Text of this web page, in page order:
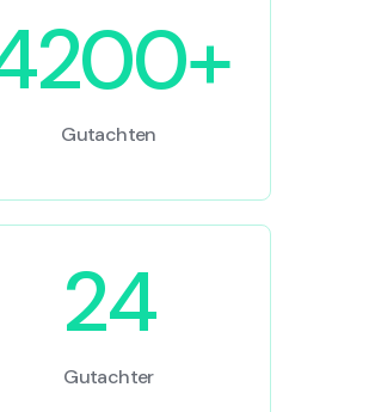
Gutachten
24
Gutachter